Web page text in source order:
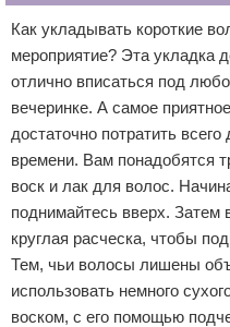
Как укладывать короткие
мероприятие? Эта укладка
отлично вписаться под
вечеринке. А самое
достаточно потратить
времени. Вам понадобятся
воск и лак для волос.
поднимайтесь вверх.
круглая расческа, чтобы
Тем, чьи волосы лишены
использовать немного
воском, с его помощью